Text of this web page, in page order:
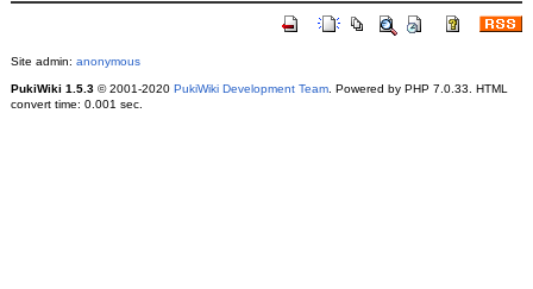
Site admin: anonymous
PukiWiki 1.5.3© 2001-2020 PukiWiki Development Team. Powered by PHP 7.0.33. HTML
convert time: 0.001 sec.